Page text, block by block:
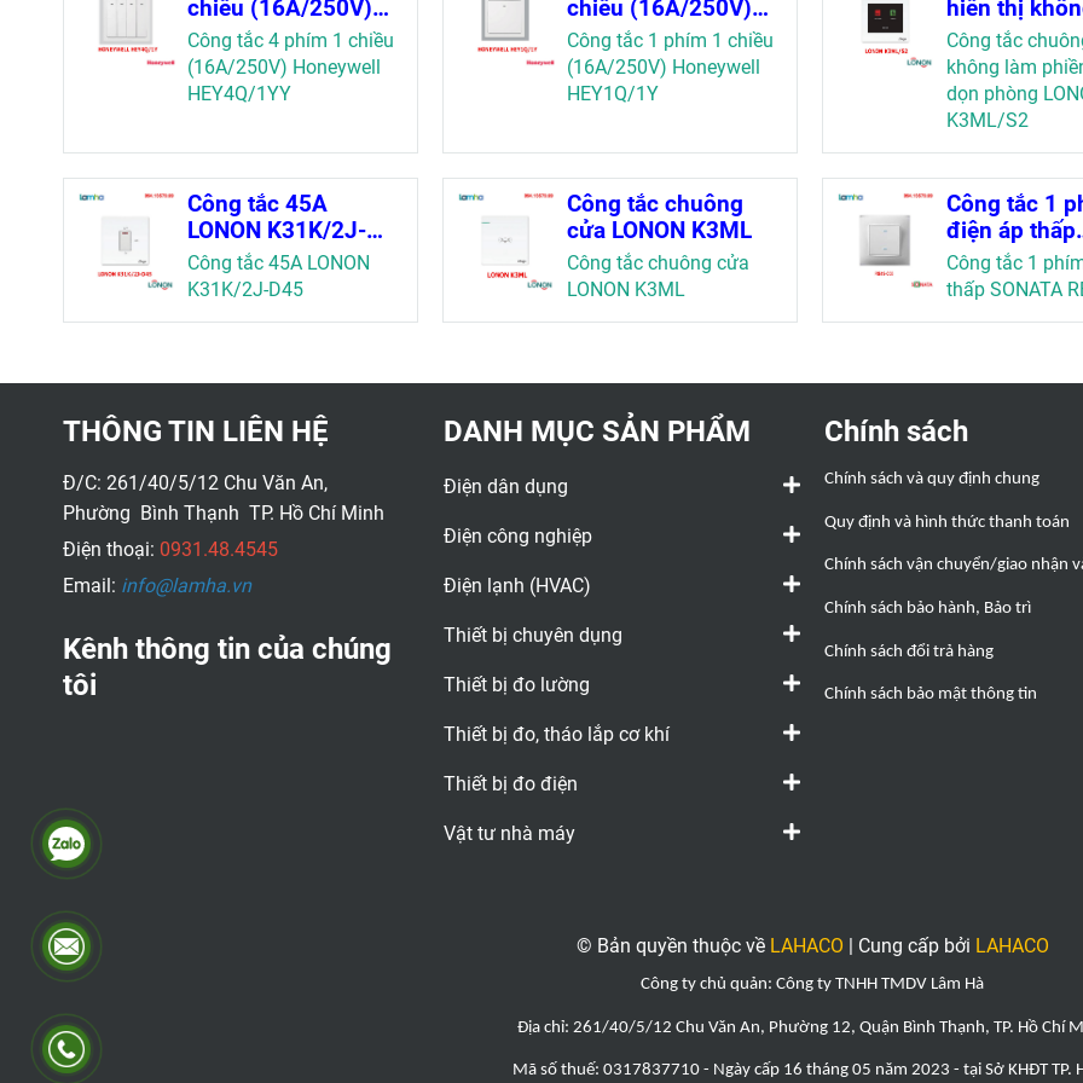
chiều (16A/250V)
Honeywell
HEY4Q/1Y
Công tắc 4 phím 1 chiều
(16A/250V) Honeywell
HEY4Q/1YY
chiều (16A/250V)
Honeywell
HEY1Q/1Y
Công tắc 1 phím 1 chiều
(16A/250V) Honeywell
HEY1Q/1Y
hiển thị
phiền không
phòng
K3ML/S2
Công tắc
không làm
dọn phòng
K3ML/S2
Công tắc 45A
LONON K31K/2J-
D45
Công tắc 45A LONON
K31K/2J-D45
Công tắc chuông
cửa LONON K3ML
Công tắc chuông cửa
LONON K3ML
Công tắc 1
điện áp thấp
SONATA
Công tắc 1
thấp SONATA
THÔNG TIN LIÊN HỆ
Đ/C: 261/40/5/12 Chu Văn An,
Phường Bình Thạnh TP. Hồ Chí Minh
Điện thoại: 0931.48.4545
Email: info@lamha.vn
Kênh thông tin của chúng
tôi
DANH MỤC SẢN PHẨM
Điện dân dụng
Điện công nghiệp
Điện lạnh (HVAC)
Thiết bị chuyên dụng
Thiết bị đo lường
Thiết bị đo, tháo lắp cơ khí
Thiết bị đo điện
Vật tư nhà máy
Chính sách
Chính sách và quy định chung
Quy định và hình thức thanh toán
Chính sách vận chuyển/giao nhận
Chính sách bảo hành, Bảo trì
Chính sách đổi trả hàng
Chính sách bảo mật thông tin
© Bản quyền thuộc về LAHACO Cung cấp bởi LAHACO
Công ty chủ quản: Công ty TNHH TMDV Lâm Hà
Địa chỉ: 261/40/5/12 Chu Văn An, Phường 12, Quận Bình Thạnh, TP. Hồ Chí
Mã số thuế: 0317837710 - Ngày cấp 16 tháng 05 năm 2023 - tại Sở KHĐT TP.